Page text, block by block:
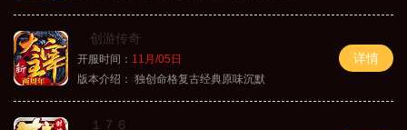
创游传奇
开服时间： 11月/05日
版本介绍： 独创命格复古经典原味沉默
详情
１７６